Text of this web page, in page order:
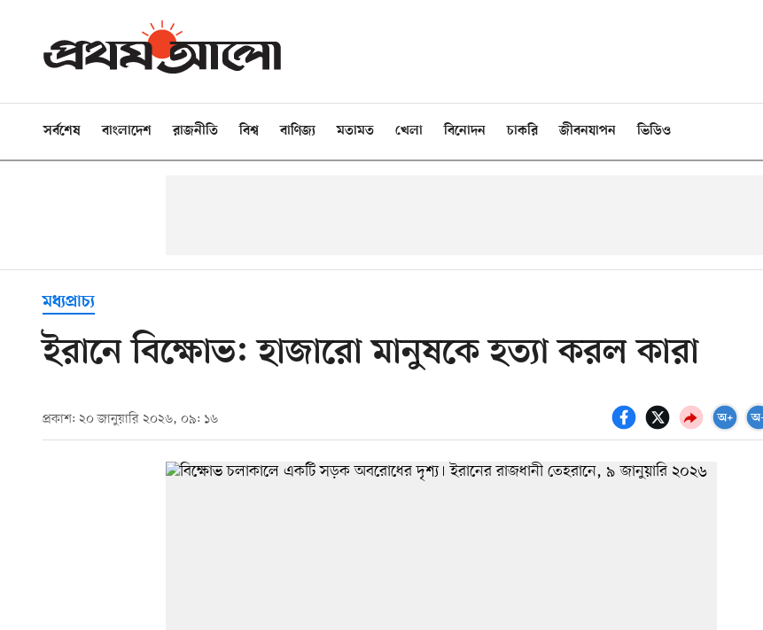
সর্বশেষ বাংলাদেশ রাজনীতি বিশ্ব বাণিজ্য মতামত খেলা বিনোদন চাকরি জীবনযাপন ভিডিও
মধ্যপ্রাচ্য
ইরানে বিক্ষোভ: হাজারো মানুষকে হত্যা করল কারা
প্রকাশ: ২০ জানুয়ারি ২০২৬, ০৯: ১৬